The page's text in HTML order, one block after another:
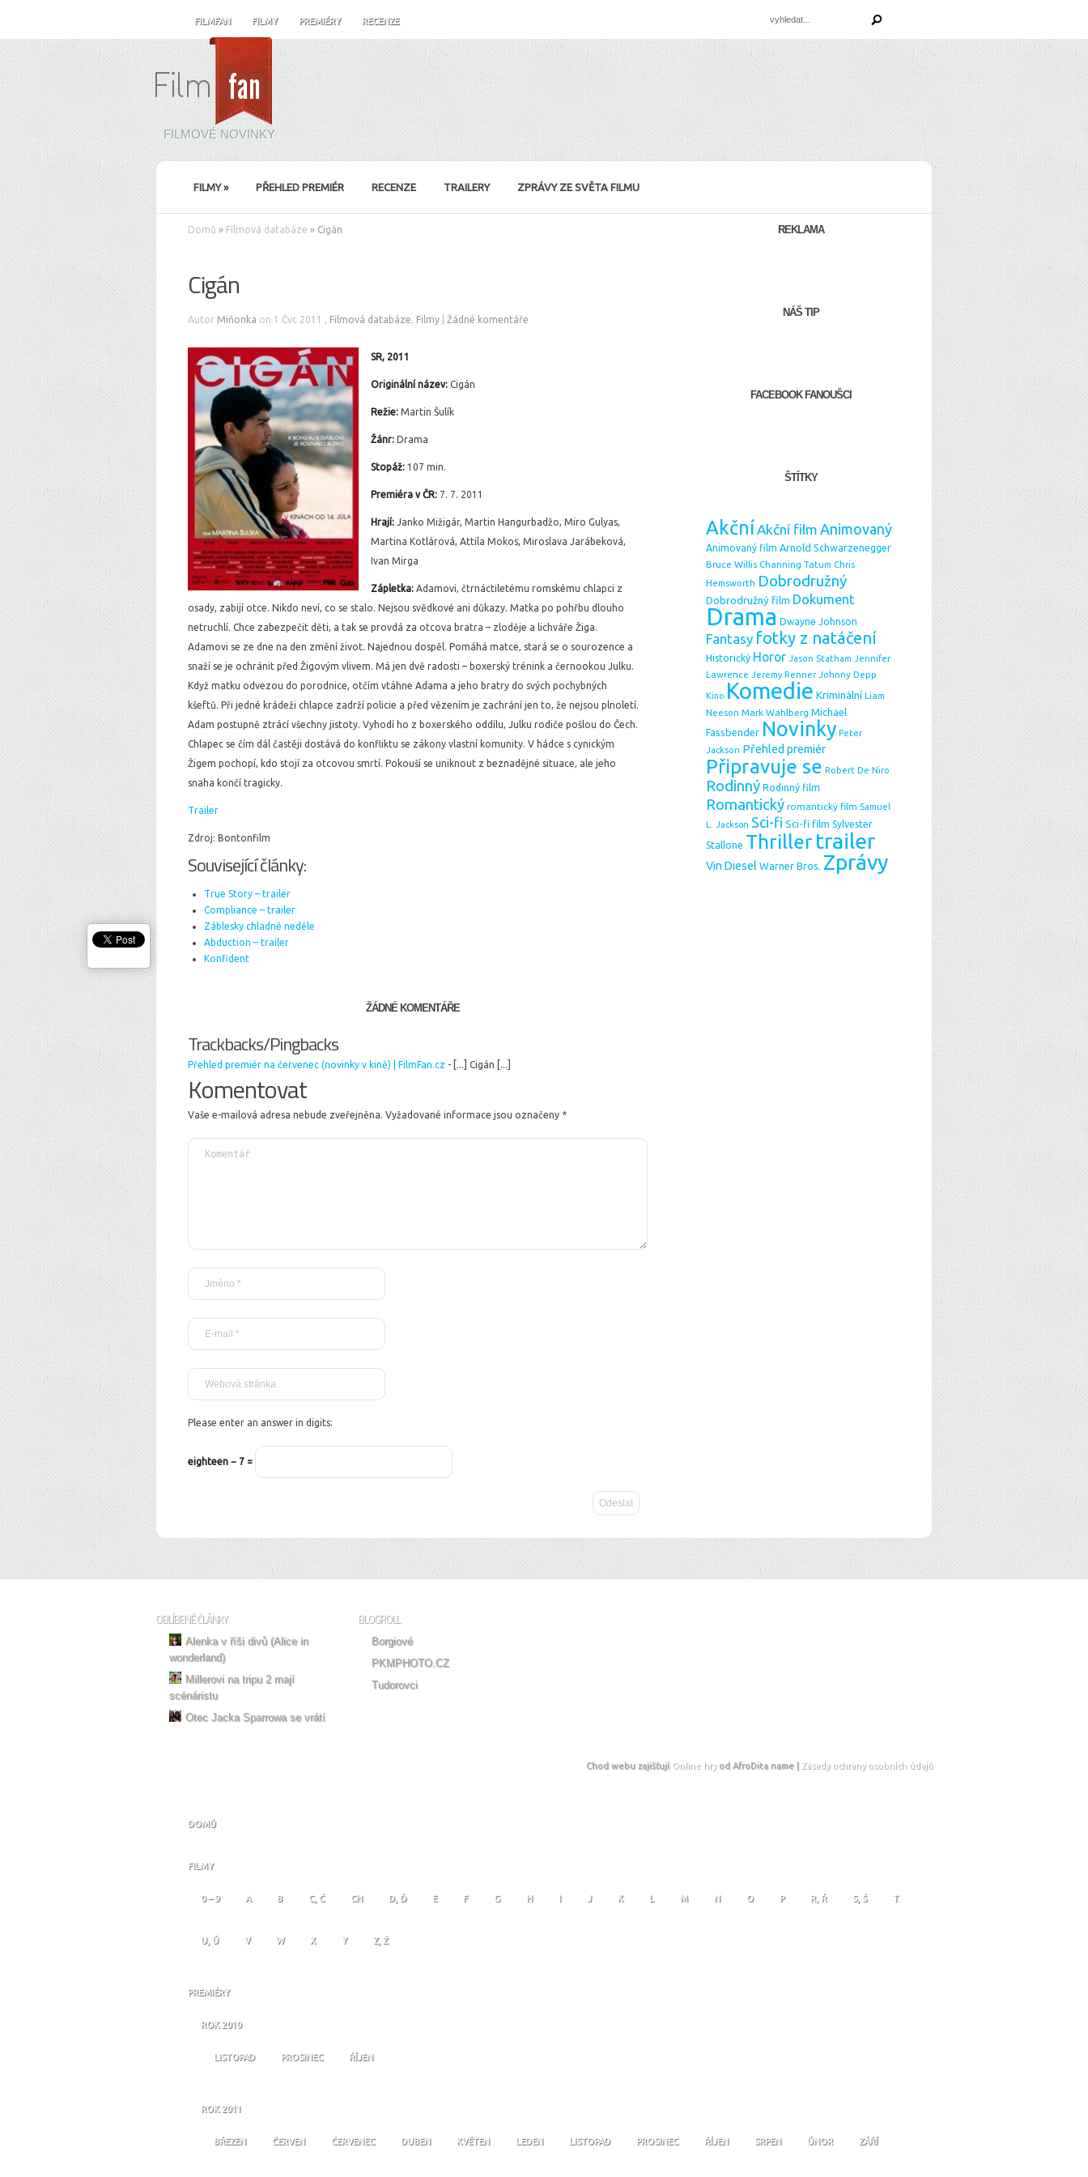
FILMFAN FILMY PREMIÉRY RECENZE
FILMOVÉ NOVINKY
FILMY» PŘEHLED PREMIÉR RECENZE TRAILERY ZPRÁVY ZE SVĚTA FILMU
Domů » Filmová databáze » Cigán
Cigán
Autor Miňonka on 1 Čvc 2011 , Filmová databáze, Filmy Žádné komentáře
SR, 2011
Originální název: Cigán
Režie: Martin Šulík
Žánr: Drama
Stopáž: 107 min.
Premiéra v ČR: 7. 7. 2011
Hrají: Janko Mižigár, Martin Hangurbadžo, Miro Gulyas,
Martina Kotlárová, Attila Mokos, Miroslava Jarábeková,
Ivan Mirga
Zápletka: Adamovi, čtrnáctiletému romskému chlapci z
osady, zabijí otce. Nikdo neví, co se stalo. Nejsou svědkové ani důkazy. Matka po pohřbu dlouho
netruchlí. Chce zabezpečit děti, a tak se provdá za otcova bratra – zloděje a lichváře Žiga.
Adamovi se ze dne na den změní život. Najednou dospěl. Pomáhá matce, stará se o sourozence a
snaží se je ochránit před Žigovým vlivem. Má jen dvě radosti – boxerský trénink a černookou Julku.
Když matku odvezou do porodnice, otčím vtáhne Adama a jeho bratry do svých pochybných
kšeftů. Při jedné krádeži chlapce zadrží policie a před vězením je zachrání jen to, že nejsou plnoletí.
Adam postupně ztrácí všechny jistoty. Vyhodí ho z boxerského oddílu, Julku rodiče pošlou do Čech.
Chlapec se čím dál častěji dostává do konfliktu se zákony vlastní komunity. V hádce s cynickým
Žigem pochopí, kdo stojí za otcovou smrtí. Pokouší se uniknout z beznadějné situace, ale jeho
snaha končí tragicky.
Trailer
Zdroj: Bontonfilm
Související články:
True Story – trailer
Compliance – trailer
Záblesky chladné neděle
Abduction – trailer
Konfident
ŽÁDNÉ KOMENTÁŘE
Trackbacks/Pingbacks
Přehled premiér na červenec (novinky v kině) | FilmFan.cz - [...] Cigán [...]
Komentovat
Vaše e-mailová adresa nebude zveřejněna. Vyžadované informace jsou označeny *
Please enter an answer in digits:
eighteen − 7 =
REKLAMA
NÁŠ TIP
FACEBOOK FANOUŠCI
ŠTÍTKY
AkčníAkční film Animovaný
Animovaný film Arnold Schwarzenegger
Bruce Willis Channing Tatum Chris
Hemsworth Dobrodružný
Dobrodružný film Dokument
Drama Dwayne Johnson
Fantasy fotky z natáčení
Historický Horor Jason Statham Jennifer
Lawrence Jeremy Renner Johnny Depp
Kino Komedie Kriminální Liam
Neeson Mark Wahlberg Michael
Fassbender Novinky Peter
Jackson Přehled premiér
Připravuje se Robert De Niro
Rodinný Rodinný film
Romantický romantický film Samuel
L. Jackson Sci-fi Sci-fi film Sylvester
Stallone Thrillertrailer
Vin Diesel Warner Bros. Zprávy
OBLÍBENÉ ČLÁNKY
Alenka v říši divů (Alice in
wonderland)
Millerovi na tripu 2 mají
scénáristu
Otec Jacka Sparrowa se vrátí
BLOGROLL
Borgiové
PKMPHOTO.CZ
Tudorovci
Chod webu zajišťují Online hryod AfroDita.name | Zásady ochrany osobních údajů
DOMŮ
FILMY
0 – 9 A B C, Č CH D, Ď E F G H I J K L M N O P R, Ř S, Š T
U, Ú V W X Y Z, Ž
PREMIÉRY
ROK 2010
LISTOPAD PROSINEC ŘÍJEN
ROK 2011
BŘEZEN ČERVEN ČERVENEC DUBEN KVĚTEN LEDEN LISTOPAD PROSINEC ŘÍJEN SRPEN ÚNOR ZÁŘÍ